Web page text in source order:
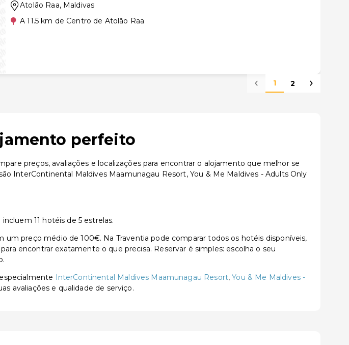
Atolão Raa, Maldivas
A 11.5 km de Centro de Atolão Raa
1 2
perfeito
preços, avaliações e localizações para encontrar o alojamento que melhor se
InterContinental Maldives Maamunagau Resort, You & Me Maldives - Adults Only
11 hotéis de 5 estrelas.
preço médio de 100€. Na Traventia pode comparar todos os hotéis disponíveis,
encontrar exatamente o que precisa. Reservar é simples: escolha o seu
InterContinental Maldives Maamunagau Resort,You & Me Maldives -
avaliações e qualidade de serviço.